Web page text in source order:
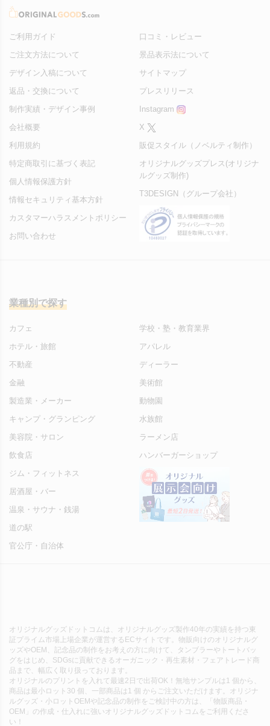
ご利用ガイド
ご注文方法について
デザイン入稿について
返品・交換について
制作実績・デザイン事例
会社概要
利用規約
特定商取引に基づく表記
個人情報保護方針
情報セキュリティ基本方針
カスタマーハラスメントポリシー
お問い合わせ
口コミ・レビュー
景品表示法について
サイトマップ
プレスリリース
Instagram
X
販促スタイル（ノベルティ制作）
オリジナルグッズプレス(オリジナ
ルグッズ制作)
T3DESIGN（グループ会社）
業種別で探す
カフェ
ホテル・旅館
不動産
金融
製造業・メーカー
キャンプ・グランピング
美容院・サロン
飲食店
ジム・フィットネス
居酒屋・バー
温泉・サウナ・銭湯
道の駅
官公庁・自治体
学校・塾・教育業界
アパレル
ディーラー
美術館
動物園
水族館
ラーメン店
ハンバーガーショップ
オリジナルグッズドットコムは、オリジナルグッズ製作40年の実績を持つ東
証プライム市場上場企業が運営するECサイトです。物販向けのオリジナルグ
ッズやOEM、記念品の制作をお考えの方に向けて、タンブラーやトートバッ
グをはじめ、SDGsに貢献できるオーガニック・再生素材・フェアトレード商
品まで、幅広く取り扱っております。
オリジナルのプリントを入れて最速2日で出荷OK！無地サンプルは1 個から、
商品は最小ロット30 個、一部商品は1 個 からご注文いただけます。オリジナ
ルグッズ・小ロットOEMや記念品の制作をご検討中の方は、「物販商品・
OEM」の作成・仕入れに強いオリジナルグッズドットコムをご利用くださ
い！